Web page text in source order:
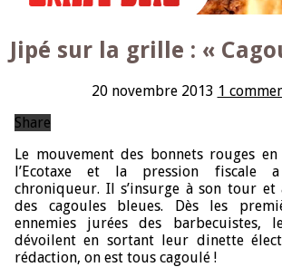
Jipé sur la grille : «
20 novembre 2013 1
Share
Le mouvement des bonnets rouges
l’Ecotaxe et la pression fiscale
chroniqueur. Il s’insurge à son tour et
des cagoules bleues. Dès les
ennemies jurées des barbecuistes,
dévoilent en sortant leur dinette
rédaction, on est tous cagoulé !